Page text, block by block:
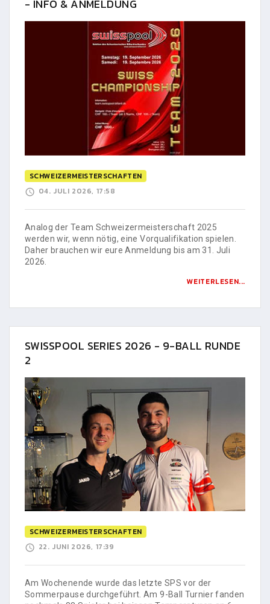
- INFO & ANMELDUNG
SCHWEIZERMEISTERSCHAFTEN
04. JULI 2026, 17:58
Analog der Team Schweizermeisterschaft 2025
werden wir, wenn nötig, eine Vorqualifikation spielen.
Daher brauchen wir eure Anmeldung bis am 31. Juli
2026.
WEITERLESEN...
SWISSPOOL SERIES 2026 - 9-BALL RUNDE
2
SCHWEIZERMEISTERSCHAFTEN
22. JUNI 2026, 17:39
Am Wochenende wurde das letzte SPS vor der
Sommerpause durchgeführt. Am 9-Ball Turnier fanden